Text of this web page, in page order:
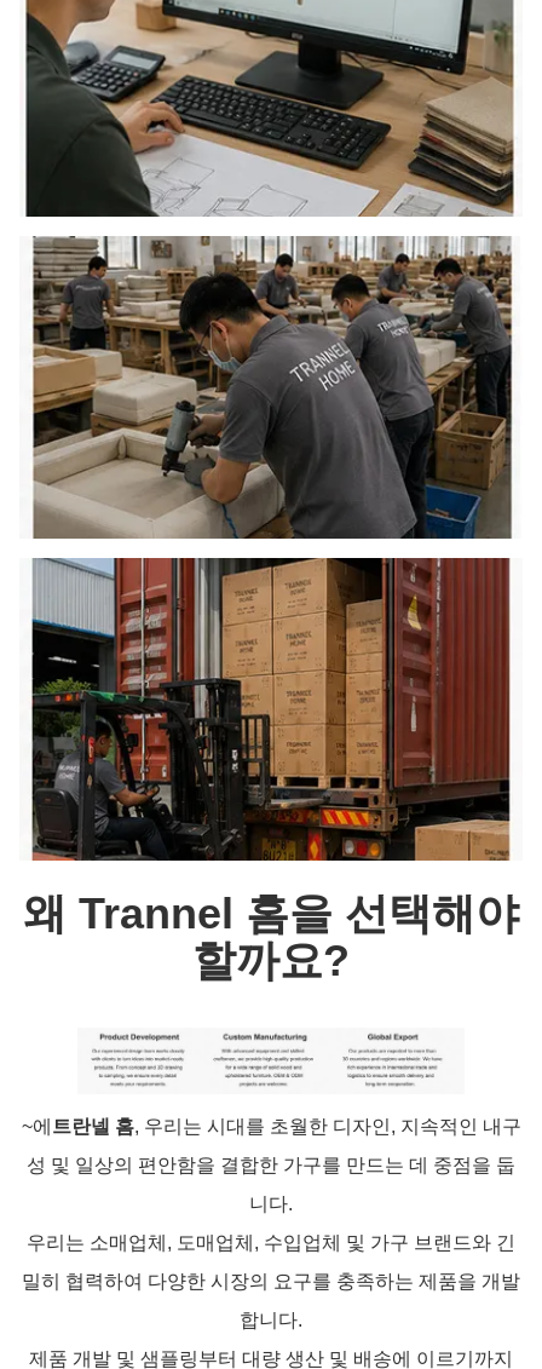
왜 Trannel 홈을 선택해야
할까요?
~에 트란넬 홈, 우리는 시대를 초월한 디자인, 지속적인 내구
성 및 일상의 편안함을 결합한 가구를 만드는 데 중점을 둡
니다.
우리는 소매업체, 도매업체, 수입업체 및 가구 브랜드와 긴
밀히 협력하여 다양한 시장의 요구를 충족하는 제품을 개발
합니다.
제품 개발 및 샘플링부터 대량 생산 및 배송에 이르기까지